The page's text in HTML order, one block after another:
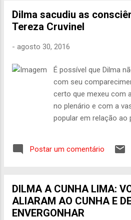
país. Não podemos
Ulisses Guimarães,
Nascimento - Repórter
seja absolvida do
presidenta afastada
jamais voltaria a
de “PMDB do mal”.
parcela do partido
conservador, atuando
me livre do que o
Dilma sacudiu as
Tereza Cruvinel
- agosto 30, 2016
É possível que Dilma
com seu
certo que mexeu com
no plenário e com a
popular em relação ao
apresentação um ato
como golpe
nova realidade da
comporta mais as
Postar um comentário
DILMA A CUNHA LIMA:
ALIARAM AO CUNHA E
ENVERGONHAR